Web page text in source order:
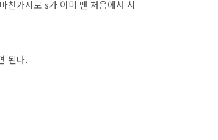
가지로 s가 이미 맨 처음에서 시
된다.